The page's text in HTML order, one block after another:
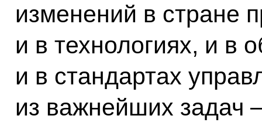
изменений в стране
и в технологиях, и в
и в стандартах
из важнейших задач